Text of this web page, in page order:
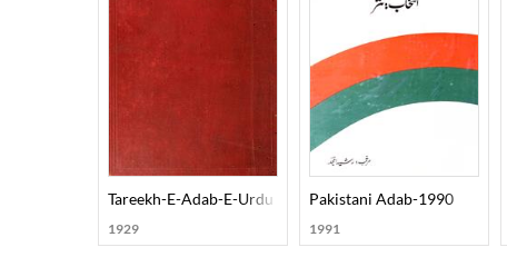
Tareekh-E-Adab-E-Urdu
1929
Pakistani Adab-1990
1991